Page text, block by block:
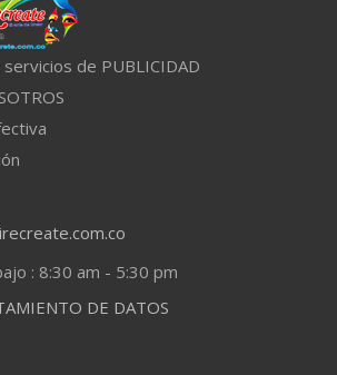
de PUBLICIDAD
: 8:30 am - 5:30 pm
DE DATOS